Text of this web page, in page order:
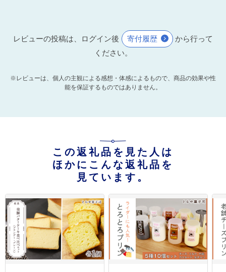
レビューの投稿は、ログイン後 寄付履歴
から行って
ください。
※レビューは、個人の主観による感想・体感によるもので、商品の効果や性
能を保証するものではありません。
この返礼品を見た人は
ほかにこんな返礼品を
見ています。